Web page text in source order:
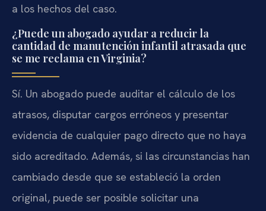
a los hechos del caso.
¿Puede un abogado ayudar a reducir la
cantidad de manutención infantil atrasada que
se me reclama en Virginia?
Sí. Un abogado puede auditar el cálculo de los
atrasos, disputar cargos erróneos y presentar
evidencia de cualquier pago directo que no haya
sido acreditado. Además, si las circunstancias han
cambiado desde que se estableció la orden
original, puede ser posible solicitar una